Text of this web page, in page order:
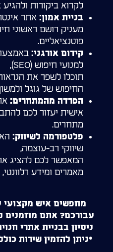
לקרוא ביקורות
בניית אמון: אתר
מעניק רושם ראשוני
פוטנציאליים.
קידום אורגני:
למנועי חיפוש (SEO),
תוכלו לשפר את
החיפוש של גוגל
הפרדה מהמתחרים:
אישית יעזור לכם
מתחרים.
פלטפורמה לשיווק:
שיווקי רב-עוצמה,
המאפשר לכם להציג
מאמרים ומידע
מחפשים איש מקצועי
ניסיון בבניית אתרי
*ניתן להזמין שירות